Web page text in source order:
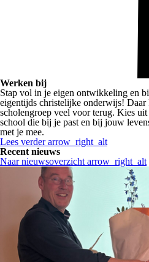
Werken bij
Stap vol in je eigen ontwikkeling en
eigentijds christelijke onderwijs!
scholengroep veel voor terug. Kies
school die bij je past en bij jouw
met je mee.
Lees verder arrow_right_alt
Recent nieuws
Naar nieuwsoverzicht arrow_right_alt